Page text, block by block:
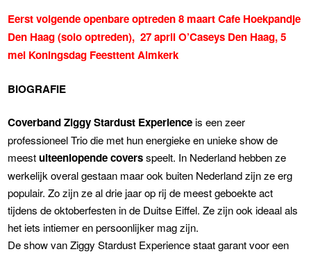
Eerst volgende openbare optreden 8 maart Cafe Hoekpandje
Den Haag (solo optreden), 27 aprilO’Caseys Den Haag, 5
mei Koningsdag Feesttent Almkerk
BIOGRAFIE
Coverband Ziggy Stardust Experience is een zeer
professioneel Trio die met hun energieke en unieke show de
meestuiteenlopende coversspeelt. In Nederland hebben ze
werkelijk overal gestaan maar ook buiten Nederland zijn ze erg
populair. Zo zijn ze al drie jaar op rij de meest geboekte act
tijdens de oktoberfesten in de Duitse Eiffel. Ze zijn ook ideaal als
het iets intiemer en persoonlijker mag zijn.
De show van Ziggy Stardust Experience staat garant voor een